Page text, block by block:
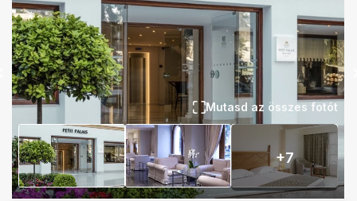
Mutasd az összes fotót
+7